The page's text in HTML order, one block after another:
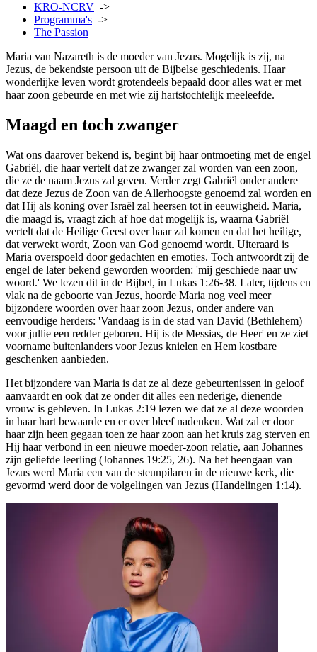
KRO-NCRV ->
Programma's ->
The Passion
Maria van Nazareth is de moeder van Jezus. Mogelijk is zij, na
Jezus, de bekendste persoon uit de Bijbelse geschiedenis. Haar
wonderlijke leven wordt grotendeels bepaald door alles wat er met
haar zoon gebeurde en met wie zij hartstochtelijk meeleefde.
Maagd en toch zwanger
Wat ons daarover bekend is, begint bij haar ontmoeting met de engel
Gabriël, die haar vertelt dat ze zwanger zal worden van een zoon,
die ze de naam Jezus zal geven. Verder zegt Gabriël onder andere
dat deze Jezus de Zoon van de Allerhoogste genoemd zal worden en
dat Hij als koning over Israël zal heersen tot in eeuwigheid. Maria,
die maagd is, vraagt zich af hoe dat mogelijk is, waarna Gabriël
vertelt dat de Heilige Geest over haar zal komen en dat het heilige,
dat verwekt wordt, Zoon van God genoemd wordt. Uiteraard is
Maria overspoeld door gedachten en emoties. Toch antwoordt zij de
engel de later bekend geworden woorden: 'mij geschiede naar uw
woord.' We lezen dit in de Bijbel, in Lukas 1:26-38. Later, tijdens en
vlak na de geboorte van Jezus, hoorde Maria nog veel meer
bijzondere woorden over haar zoon Jezus, onder andere van
eenvoudige herders: 'Vandaag is in de stad van David (Bethlehem)
voor jullie een redder geboren. Hij is de Messias, de Heer' en ze ziet
voorname buitenlanders voor Jezus knielen en Hem kostbare
geschenken aanbieden.
Het bijzondere van Maria is dat ze al deze gebeurtenissen in geloof
aanvaardt en ook dat ze onder dit alles een nederige, dienende
vrouw is gebleven. In Lukas 2:19 lezen we dat ze al deze woorden
in haar hart bewaarde en er over bleef nadenken. Wat zal er door
haar zijn heen gegaan toen ze haar zoon aan het kruis zag sterven en
Hij haar verbond in een nieuwe moeder-zoon relatie, aan Johannes
zijn geliefde leerling (Johannes 19:25, 26). Na het heengaan van
Jezus werd Maria een van de steunpilaren in de nieuwe kerk, die
gevormd werd door de volgelingen van Jezus (Handelingen 1:14).